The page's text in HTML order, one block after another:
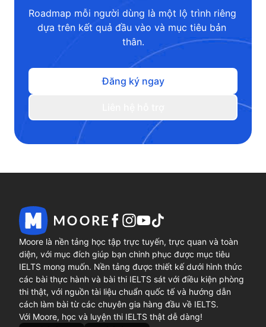
Roadmap mỗi người dùng là một lộ trình riêng
dựa trên kết quả đầu vào và mục tiêu bản
thân.
Đăng ký ngay
Moore là nền tảng học tập trực tuyến, trực quan và toàn
diện, với mục đích giúp bạn chinh phục được mục tiêu
IELTS mong muốn. Nền tảng được thiết kế dưới hình thức
các bài thực hành và bài thi IELTS sát với điều kiện phòng
thi thật, với nguồn tài liệu chuẩn quốc tế và hướng dẫn
cách làm bài từ các chuyên gia hàng đầu về IELTS.
Với Moore, học và luyện thi IELTS thật dễ dàng!